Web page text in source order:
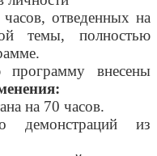
отведенных на
темы, полностью
внесены
на 70 часов.
демонстраций из